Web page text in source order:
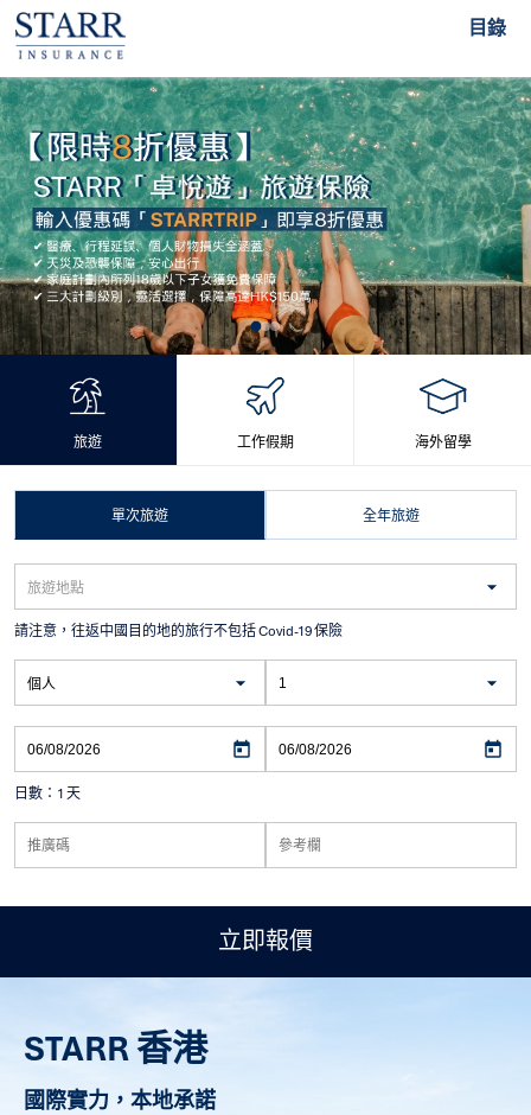
目錄
旅遊 工作假期 海外留學
單次旅遊 全年旅遊
請注意，往返中國目的地的旅行不包括 Covid-19 保險
日數： 1 天
立即報價
STARR 香港
國際實力，本地承諾